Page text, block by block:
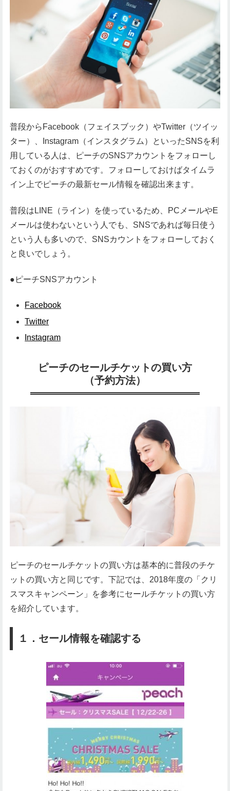
普段からFacebook（フェイスブック）やTwitter（ツイッ
ター）、Instagram（インスタグラム）といったSNSを利
用している人は、ピーチのSNSアカウントをフォローし
ておくのがおすすめです。フォローしておけばタイムラ
イン上でピーチの最新セール情報を確認出来ます。
普段はLINE（ライン）を使っているため、PCメールやE
メールは使わないという人でも、SNSであれば毎日使う
という人も多いので、SNSカウントをフォローしておく
と良いでしょう。
●ピーチSNSアカウント
Facebook
Twitter
Instagram
ピーチのセールチケットの買い方
（予約方法）
ピーチのセールチケットの買い方は基本的に普段のチケ
ットの買い方と同じです。下記では、2018年度の「クリ
スマスキャンペーン」を参考にセールチケットの買い方
を紹介しています。
１．セール情報を確認する